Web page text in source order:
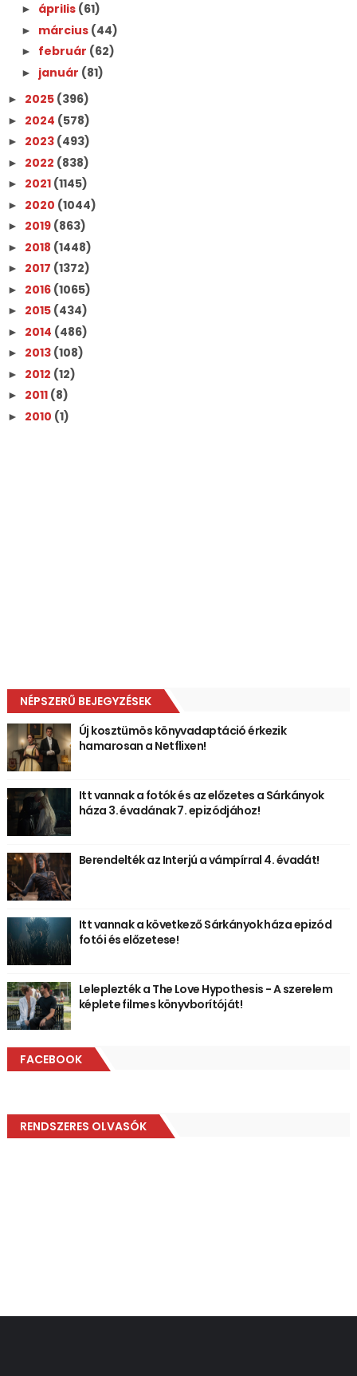
► április (61)
► március (44)
► február (62)
► január (81)
► 2025 (396)
► 2024 (578)
► 2023 (493)
► 2022 (838)
► 2021 (1145)
► 2020 (1044)
► 2019 (863)
► 2018 (1448)
► 2017 (1372)
► 2016 (1065)
► 2015 (434)
► 2014 (486)
► 2013 (108)
► 2012 (12)
► 2011 (8)
► 2010 (1)
NÉPSZERŰ BEJEGYZÉSEK
Új kosztümös könyvadaptáció érkezik
hamarosan a Netflixen!
Itt vannak a fotók és az előzetes a Sárkányok
háza 3. évadának 7. epizódjához!
Berendelték az Interjú a vámpírral 4. évadát!
Itt vannak a következő Sárkányok háza epizód
fotói és előzetese!
Leleplezték a The Love Hypothesis - A szerelem
képlete filmes könyvborítóját!
FACEBOOK
RENDSZERES OLVASÓK